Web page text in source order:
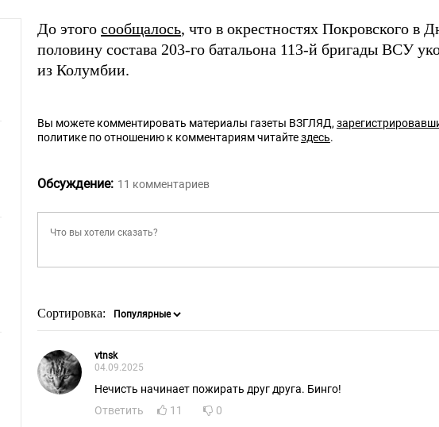
До этого сообщалось, что в окрестностях Покровского в
половину состава 203-го батальона 113-й бригады ВСУ
из Колумбии.
Вы можете комментировать материалы газеты ВЗГЛЯД,
политике по отношению к комментариям читайтездесь.
Обсуждение: 11 комментариев
Сортировка:
vtnsk
04.09.2025
Нечисть начинает пожирать друг друга. Бинго!
Ответить
11 0